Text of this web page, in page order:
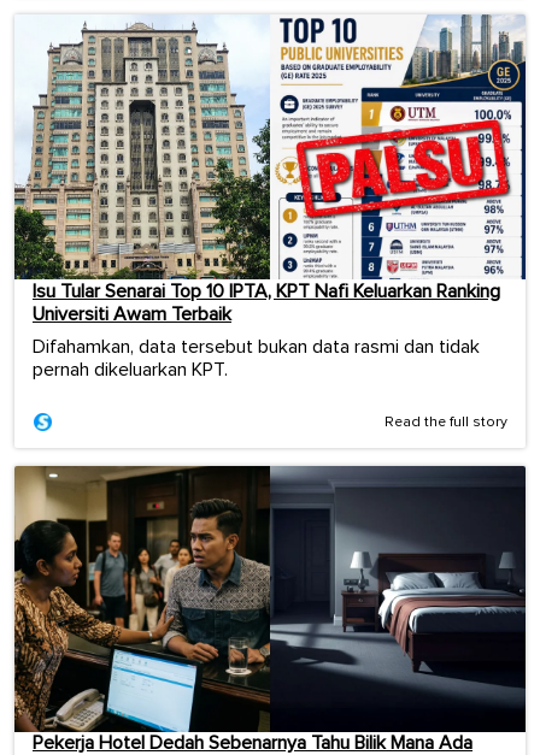
Isu Tular Senarai Top 10 IPTA, KPT Nafi Keluarkan Ranking
Universiti Awam Terbaik
Difahamkan, data tersebut bukan data rasmi dan tidak
pernah dikeluarkan KPT.
Read the full story
Pekerja Hotel Dedah Sebenarnya Tahu Bilik Mana Ada